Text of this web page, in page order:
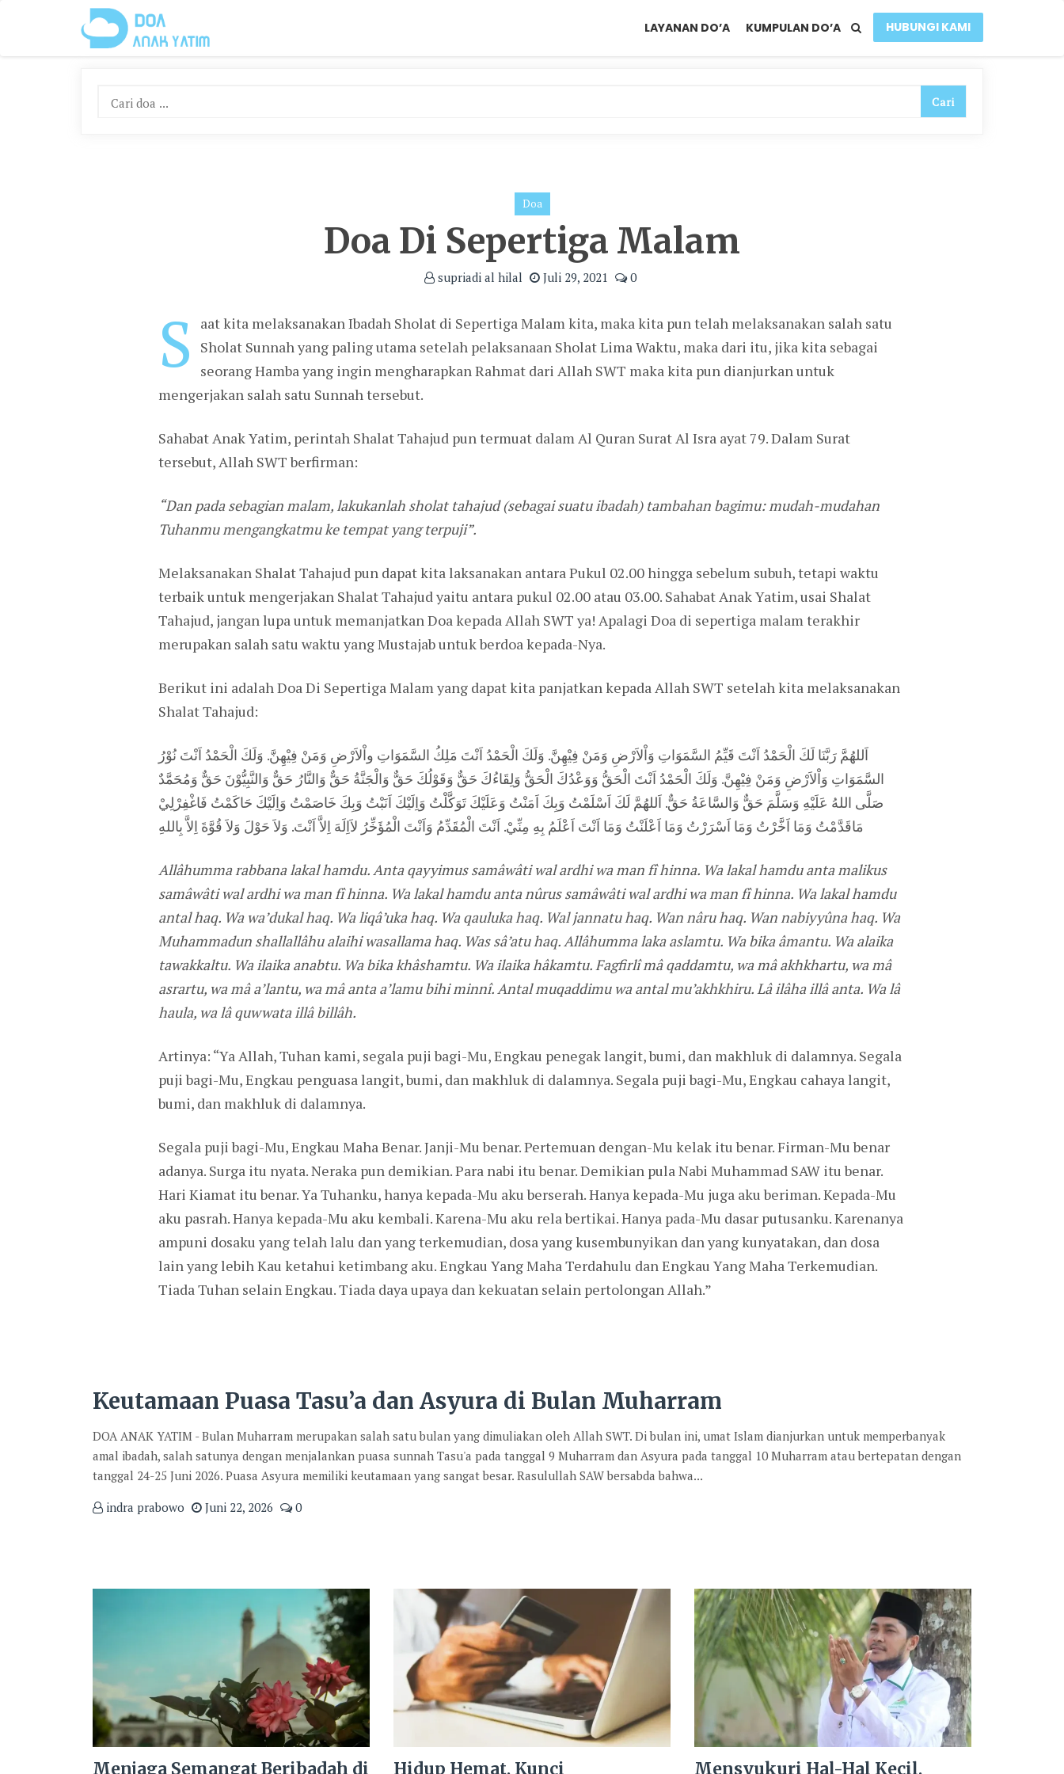
LAYANAN DO’A KUMPULAN DO’A HUBUNGI KAMI
Doa
Doa Di Sepertiga Malam
supriadi al hilal Juli 29, 2021 0
S
aat kita melaksanakan Ibadah Sholat di Sepertiga Malam kita, maka kita pun telah melaksanakan salah satu
Sholat Sunnah yang paling utama setelah pelaksanaan Sholat Lima Waktu, maka dari itu, jika kita sebagai
seorang Hamba yang ingin mengharapkan Rahmat dari Allah SWT maka kita pun dianjurkan untuk
mengerjakan salah satu Sunnah tersebut.
Sahabat Anak Yatim, perintah Shalat Tahajud pun termuat dalam Al Quran Surat Al Isra ayat 79. Dalam Surat
tersebut, Allah SWT berfirman:
“Dan pada sebagian malam, lakukanlah sholat tahajud (sebagai suatu ibadah) tambahan bagimu: mudah-mudahan
Tuhanmu mengangkatmu ke tempat yang terpuji”.
Melaksanakan Shalat Tahajud pun dapat kita laksanakan antara Pukul 02.00 hingga sebelum subuh, tetapi waktu
terbaik untuk mengerjakan Shalat Tahajud yaitu antara pukul 02.00 atau 03.00. Sahabat Anak Yatim, usai Shalat
Tahajud, jangan lupa untuk memanjatkan Doa kepada Allah SWT ya! Apalagi Doa di sepertiga malam terakhir
merupakan salah satu waktu yang Mustajab untuk berdoa kepada-Nya.
Berikut ini adalah Doa Di Sepertiga Malam yang dapat kita panjatkan kepada Allah SWT setelah kita melaksanakan
Shalat Tahajud:
اَللهُمَّ رَبَّنَا لَكَ الْحَمْدُ اَنْتَ قَيِّمُ السَّمَوَاتِ وَاْلاَرْضِ وَمَنْ فِيْهِنَّ. وَلَكَ الْحَمْدُ اَنْتَ مَلِكُ السَّمَوَاتِ واْلاَرْضِ وَمَنْ فِيْهِنَّ. وَلَكَ الْحَمْدُ اَنْتَ نُوْرُ
السَّمَوَاتِ وَاْلاَرْضِ وَمَنْ فِيْهِنَّ. وَلَكَ الْحَمْدُ اَنْتَ الْحَقُّ وَوَعْدُكَ الْحَقُّ وَلِقَاءُكَ حَقٌّ وَقَوْلُكَ حَقٌّ وَالْجَنَّةُ حَقٌّ وَالنَّارُ حَقٌّ وَالنَّبِيُّوْنَ حَقٌّ وَمُحَمَّدٌ
صَلَّى اللهُ عَلَيْهِ وَسَلَّمَ حَقٌّ وَالسَّاعَةُ حَقٌّ. اَللهُمَّ لَكَ اَسْلَمْتُ وَبِكَ اَمَنْتُ وَعَلَيْكَ تَوَكَّلْتُ وَاِلَيْكَ اَنَبْتُ وَبِكَ خَاصَمْتُ وَاِلَيْكَ حَاكَمْتُ فَاغْفِرْلِيْ
مَاقَدَّمْتُ وَمَا اَخَّرْتُ وَمَا اَسْرَرْتُ وَمَا اَعْلَنْتُ وَمَا اَنْتَ اَعْلَمُ بِهِ مِنِّيْ. اَنْتَ الْمُقَدِّمُ وَاَنْتَ الْمُؤَخِّرُ لاَاِلَهَ اِلاَّ اَنْتَ. وَلاَ حَوْلَ وَلاَ قُوَّةَ اِلاَّ بِاللهِ
Allâhumma rabbana lakal hamdu. Anta qayyimus samâwâti wal ardhi wa man fî hinna. Wa lakal hamdu anta malikus
samâwâti wal ardhi wa man fî hinna. Wa lakal hamdu anta nûrus samâwâti wal ardhi wa man fî hinna. Wa lakal hamdu
antal haq. Wa wa’dukal haq. Wa liqâ’uka haq. Wa qauluka haq. Wal jannatu haq. Wan nâru haq. Wan nabiyyûna haq. Wa
Muhammadun shallallâhu alaihi wasallama haq. Was sâ’atu haq. Allâhumma laka aslamtu. Wa bika âmantu. Wa alaika
tawakkaltu. Wa ilaika anabtu. Wa bika khâshamtu. Wa ilaika hâkamtu. Fagfirlî mâ qaddamtu, wa mâ akhkhartu, wa mâ
asrartu, wa mâ a’lantu, wa mâ anta a’lamu bihi minnî. Antal muqaddimu wa antal mu’akhkhiru. Lâ ilâha illâ anta. Wa lâ
haula, wa lâ quwwata illâ billâh.
Artinya: “Ya Allah, Tuhan kami, segala puji bagi-Mu, Engkau penegak langit, bumi, dan makhluk di dalamnya. Segala
puji bagi-Mu, Engkau penguasa langit, bumi, dan makhluk di dalamnya. Segala puji bagi-Mu, Engkau cahaya langit,
bumi, dan makhluk di dalamnya.
Segala puji bagi-Mu, Engkau Maha Benar. Janji-Mu benar. Pertemuan dengan-Mu kelak itu benar. Firman-Mu benar
adanya. Surga itu nyata. Neraka pun demikian. Para nabi itu benar. Demikian pula Nabi Muhammad SAW itu benar.
Hari Kiamat itu benar. Ya Tuhanku, hanya kepada-Mu aku berserah. Hanya kepada-Mu juga aku beriman. Kepada-Mu
aku pasrah. Hanya kepada-Mu aku kembali. Karena-Mu aku rela bertikai. Hanya pada-Mu dasar putusanku. Karenanya
ampuni dosaku yang telah lalu dan yang terkemudian, dosa yang kusembunyikan dan yang kunyatakan, dan dosa
lain yang lebih Kau ketahui ketimbang aku. Engkau Yang Maha Terdahulu dan Engkau Yang Maha Terkemudian.
Tiada Tuhan selain Engkau. Tiada daya upaya dan kekuatan selain pertolongan Allah.”
Keutamaan Puasa Tasu’a dan Asyura di Bulan Muharram
DOA ANAK YATIM - Bulan Muharram merupakan salah satu bulan yang dimuliakan oleh Allah SWT. Di bulan ini, umat Islam dianjurkan untuk memperbanyak
amal ibadah, salah satunya dengan menjalankan puasa sunnah Tasu'a pada tanggal 9 Muharram dan Asyura pada tanggal 10 Muharram atau bertepatan dengan
tanggal 24-25 Juni 2026. Puasa Asyura memiliki keutamaan yang sangat besar. Rasulullah SAW bersabda bahwa...
indra prabowo
Juni 22, 2026 0
Menjaga Semangat Beribadah di Hidup Hemat, Kunci Mensyukuri Hal-Hal Kecil,